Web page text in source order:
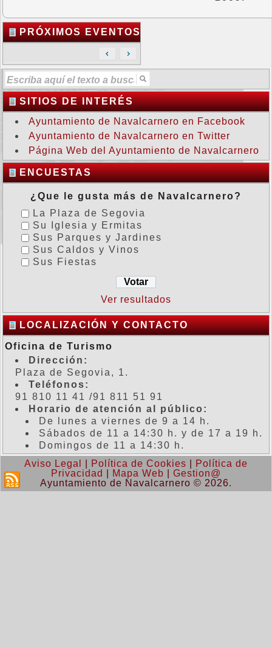
PRÓXIMOS EVENTOS
SITIOS DE INTERÉS
Ayuntamiento de Navalcarnero en Facebook
Ayuntamiento de Navalcarnero en Twitter
Página Web del Ayuntamiento de Navalcarnero
ENCUESTAS
¿Que le gusta más de Navalcarnero?
La Plaza de Segovia
Su Iglesia y Ermitas
Sus Parques y Jardines
Sus Caldos y Vinos
Sus Fiestas
Ver resultados
LOCALIZACIÓN Y CONTACTO
Oficina de Turismo
Dirección:
Plaza de Segovia, 1.
Teléfonos:
91 810 11 41 /91 811 51 91
Horario de atención al público:
De lunes a viernes de 9 a 14 h.
Sábados de 11 a 14:30 h. y de 17 a 19 h.
Domingos de 11 a 14:30 h.
Aviso Legal
Política de Cookies
Política de
Privacidad
Mapa Web
Gestion@
Ayuntamiento de Navalcarnero © 2026.